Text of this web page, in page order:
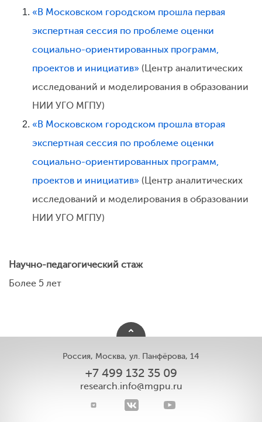
«В Московском городском прошла первая
экспертная сессия по проблеме оценки
социально-ориентированных программ,
проектов и инициатив» (Центр аналитических
исследований и моделирования в образовании
НИИ УГО МГПУ)
«В Московском городском прошла вторая
экспертная сессия по проблеме оценки
социально-ориентированных программ,
проектов и инициатив» (Центр аналитических
исследований и моделирования в образовании
НИИ УГО МГПУ)
Научно-педагогический стаж
Более 5 лет
Россия, Москва, ул. Панфёрова, 14
+7 499 132 35 09
research.info@mgpu.ru